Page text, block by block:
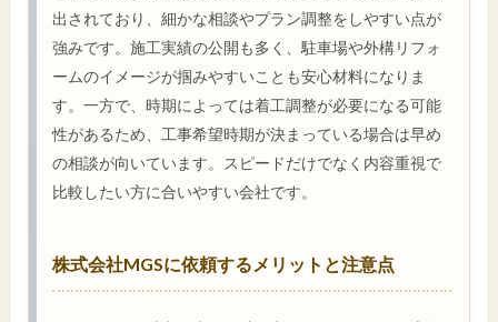
出されており、細かな相談やプラン調整をしやすい点が
強みです。施工実績の公開も多く、駐車場や外構リフォ
ームのイメージが掴みやすいことも安心材料になりま
す。一方で、時期によっては着工調整が必要になる可能
性があるため、工事希望時期が決まっている場合は早め
の相談が向いています。スピードだけでなく内容重視で
比較したい方に合いやすい会社です。
株式会社MGSに依頼するメリットと注意点